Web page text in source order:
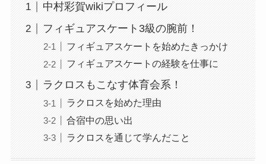
中村彩賀wikiプロフィール
フィギュアスケート3級の腕前！
フィギュアスケートを始めたきっかけ
フィギュアスケートの経験を仕事に
ラクロスもこなす体育会系！
ラクロスを始めた理由
合宿中の思い出
ラクロスを通じて学んだこと